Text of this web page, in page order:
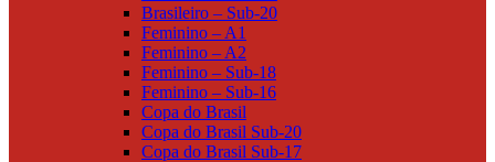
Brasileiro – Sub-20
Feminino – A1
Feminino – A2
Feminino – Sub-18
Feminino – Sub-16
Copa do Brasil
Copa do Brasil Sub-20
Copa do Brasil Sub-17